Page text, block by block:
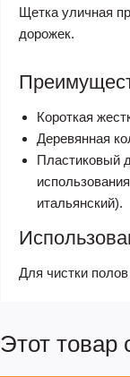
Щетка уличная
дорожек.
Короткая
Деревянная
Пластиковый
итальянский).
Для чистки
Этот товар